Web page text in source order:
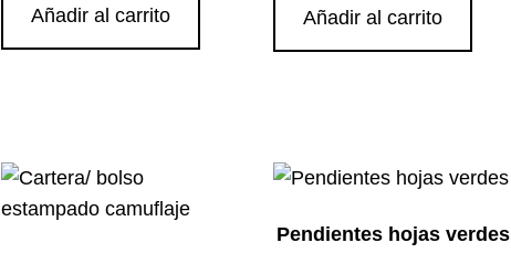
Añadir al carrito Añadir al carrito
Pendientes hojas verdes